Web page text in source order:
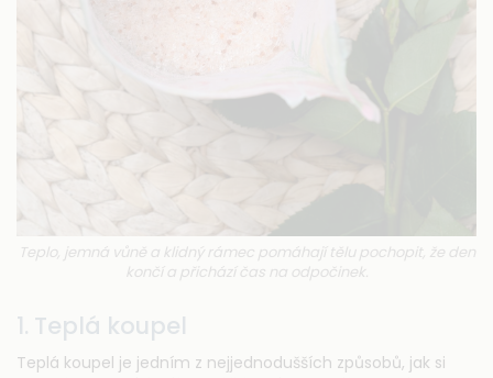
Teplo, jemná vůně a klidný rámec pomáhají tělu pochopit, že den
končí a přichází čas na odpočinek.
1. Teplá koupel
Teplá koupel je jedním z nejjednodušších způsobů, jak si